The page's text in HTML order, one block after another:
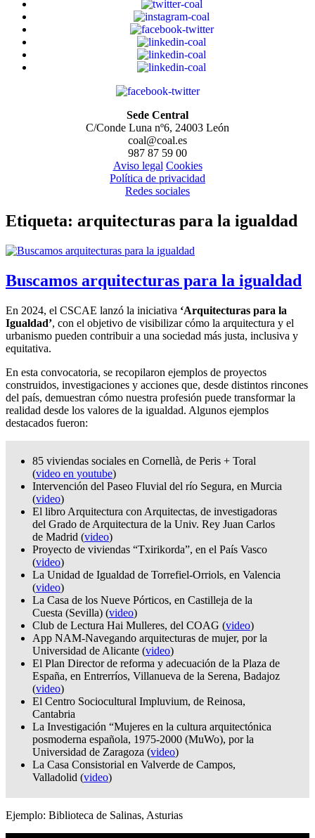
Sede Central
C/Conde Luna nº6, 24003 León
coal@coal.es
987 87 59 00
Aviso legal Cookies
Política de privacidad
Redes sociales
Etiqueta: arquitecturas para la igualdad
Buscamos arquitecturas para la igualdad
En 2024, el CSCAE lanzó la iniciativa ‘Arquitecturas para la
Igualdad’, con el objetivo de visibilizar cómo la arquitectura y el
urbanismo pueden contribuir a una sociedad más justa, inclusiva y
equitativa.
En esta convocatoria, se recopilaron ejemplos de proyectos
construidos, investigaciones y acciones que, desde distintos rincones
del país, demuestran cómo nuestra profesión puede transformar la
realidad desde los valores de la igualdad. Algunos ejemplos
destacados fueron:
85 viviendas sociales en Cornellà, de Peris + Toral
(video en youtube)
Intervención del Paseo Fluvial del río Segura, en Murcia
(video)
El libro Arquitectura con Arquitectas, de investigadoras
del Grado de Arquitectura de la Univ. Rey Juan Carlos
de Madrid (video)
Proyecto de viviendas “Txirikorda”, en el País Vasco
(video)
La Unidad de Igualdad de Torrefiel-Orriols, en Valencia
(video)
La Casa de los Nueve Pórticos, en Castilleja de la
Cuesta (Sevilla) (video)
Club de Lectura Hai Mulleres, del COAG (video)
App NAM-Navegando arquitecturas de mujer, por la
Universidad de Alicante (video)
El Plan Director de reforma y adecuación de la Plaza de
España, en Entrerríos, Villanueva de la Serena, Badajoz
(video)
El Centro Sociocultural Impluvium, de Reinosa,
Cantabria
La Investigación “Mujeres en la cultura arquitectónica
posmoderna española, 1975-2000 (MuWo), por la
Universidad de Zaragoza (video)
La Casa Consistorial en Valverde de Campos,
Valladolid (video)
Ejemplo: Biblioteca de Salinas, Asturias